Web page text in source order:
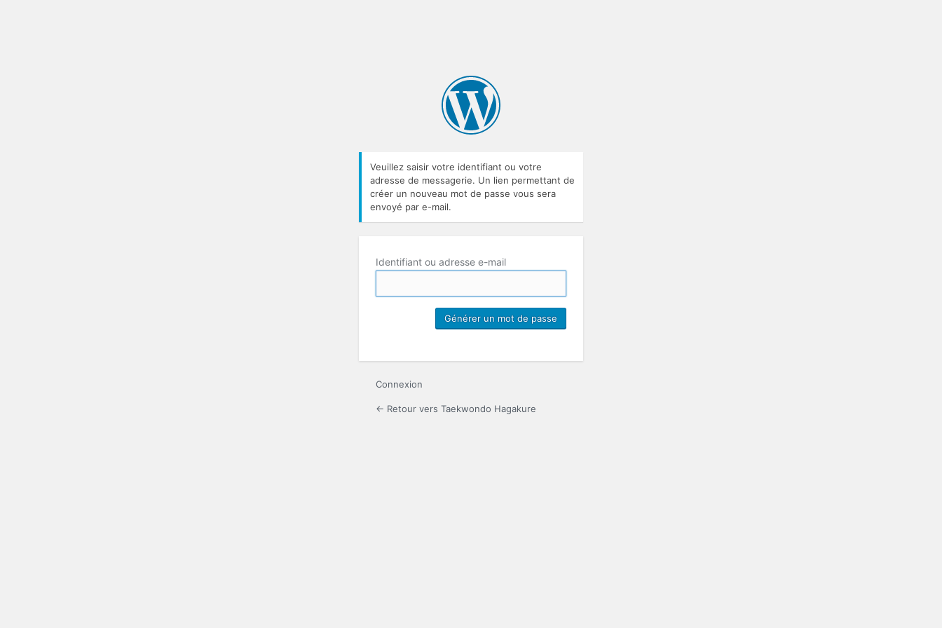
Veuillez saisir votre identifiant ou votre
adresse de messagerie. Un lien permettant de
créer un nouveau mot de passe vous sera
envoyé par e-mail.
Identifiant ou adresse e-mail
Connexion
← Retour vers Taekwondo Hagakure